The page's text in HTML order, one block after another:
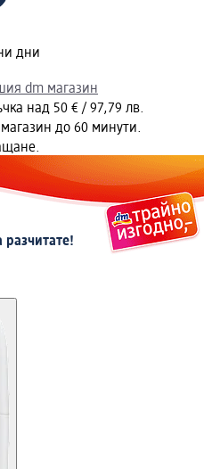
дни
dm магазин
над 50 € / 97,79 лв.
до 60 минути.